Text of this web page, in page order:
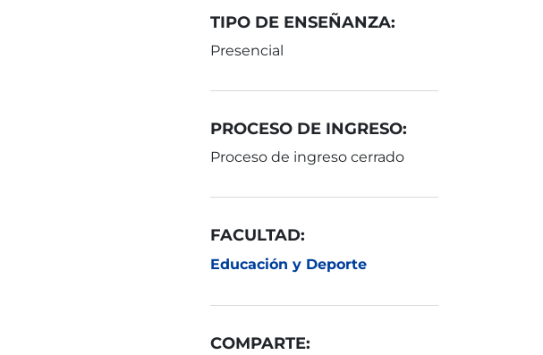
TIPO DE ENSEÑANZA:
Presencial
PROCESO DE INGRESO:
Proceso de ingreso cerrado
FACULTAD:
Educación y Deporte
COMPARTE: